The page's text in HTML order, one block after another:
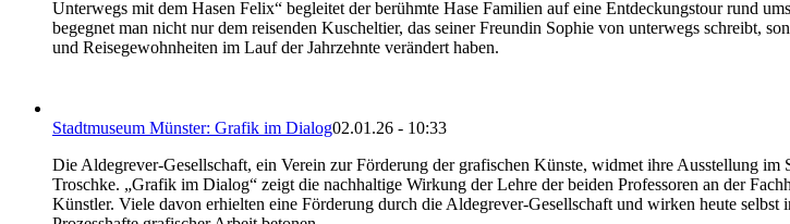
Unterwegs mit dem Hasen Felix“ begleitet der berühmte Hase Familien auf eine Entdeckungstour rund
begegnet man nicht nur dem reisenden Kuscheltier, das seiner Freundin Sophie von unterwegs schreibt,
und Reisegewohnheiten im Lauf der Jahrzehnte verändert haben.
Stadtmuseum Münster: Grafik im Dialog02.01.26 - 10:33
Die Aldegrever-Gesellschaft, ein Verein zur Förderung der grafischen Künste, widmet ihre Ausstellung
Troschke. „Grafik im Dialog“ zeigt die nachhaltige Wirkung der Lehre der beiden Professoren an der
Künstler. Viele davon erhielten eine Förderung durch die Aldegrever-Gesellschaft und wirken heute